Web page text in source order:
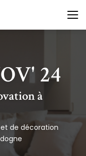
à
de décoration